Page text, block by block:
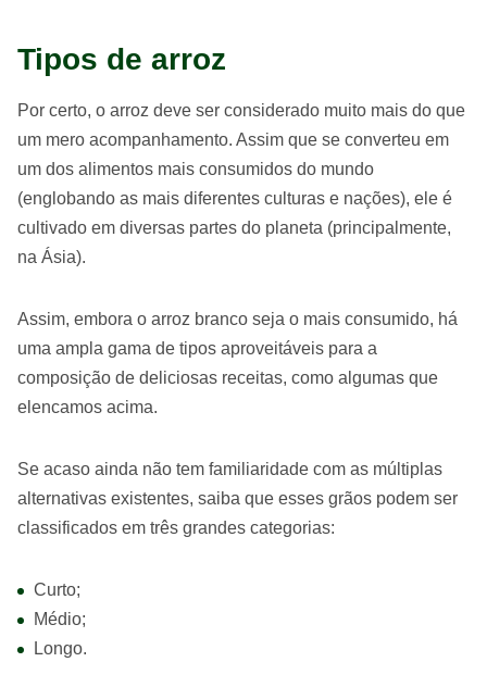
Tipos de arroz
Por certo, o arroz deve ser considerado muito mais do que
um mero acompanhamento. Assim que se converteu em
um dos alimentos mais consumidos do mundo
(englobando as mais diferentes culturas e nações), ele é
cultivado em diversas partes do planeta (principalmente,
na Ásia).
Assim, embora o arroz branco seja o mais consumido, há
uma ampla gama de tipos aproveitáveis para a
composição de deliciosas receitas, como algumas que
elencamos acima.
Se acaso ainda não tem familiaridade com as múltiplas
alternativas existentes, saiba que esses grãos podem ser
classificados em três grandes categorias:
Curto;
Médio;
Longo.